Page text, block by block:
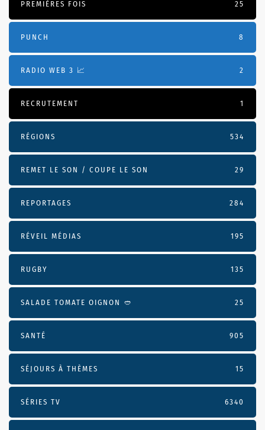
PREMIÈRES FOIS 25
PUNCH 8
RADIO WEB 3 📈 2
RECRUTEMENT 1
RÉGIONS 534
REMET LE SON / COUPE LE SON 29
REPORTAGES 284
RÉVEIL MÉDIAS 195
RUGBY 135
SALADE TOMATE OIGNON 🥙 25
SANTÉ 905
SÉJOURS À THÈMES 15
SÉRIES TV 6340